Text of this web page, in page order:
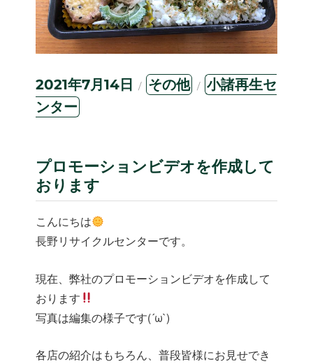
投
稿
日:
2021年7月14日
カ
テ
その他
タ
グ
小諸再生セ
ンター
プロモーションビデオを作成して
おります
こんにちは
長野リサイクルセンターです。
現在、弊社のプロモーションビデオを作成して
おります
写真は編集の様子です(´ω`)
各店の紹介はもちろん、普段皆様にお見せでき